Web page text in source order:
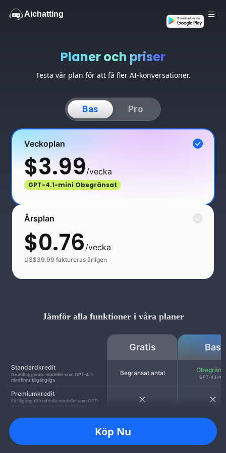
Aichatting
Gratis
Planer och priser
Testa vår plan för att få fler AI-konversationer.
Bas Pro
Veckoplan
$3.99/vecka
GPT-4.1-mini Obegränsat
Årsplan
$0.76 /vecka
US$39.99 faktureras årligen
Jämför alla funktioner i våra planer
Standardkredit
Grundläggande modeller som GPT-4.1-
mini finns tillgängliga
Premiumkredit
Få tillgång till kraftfulla modeller som GPT-
4o och andra avancerade funktioner.
AI Chatbots
Gratis
Begränsat antal
Bas
GPT-4.1-
70+
Köp Nu